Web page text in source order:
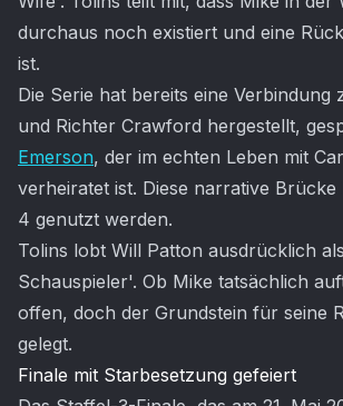
durchaus noch existiert und eine
ist.
Die Serie hat bereits eine Verbindung
und Richter Crawford hergestellt,
Emerson, der im echten Leben mit
verheiratet ist. Diese narrative
4 genutzt werden.
Tolins lobt Will Patton ausdrücklich
Schauspieler'. Ob Mike tatsächlich
offen, doch der Grundstein für seine
gelegt.
Finale mit Starbesetzung gefeiert